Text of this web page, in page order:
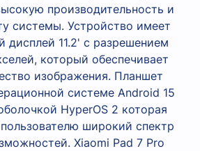
производительность и
системы. Устройство имеет
дисплей 11.2' с разрешением
который обеспечивает
изображения. Планшет
системе Android 15
HyperOS 2 которая
широкий спектр
Xiaomi Pad 7 Pro